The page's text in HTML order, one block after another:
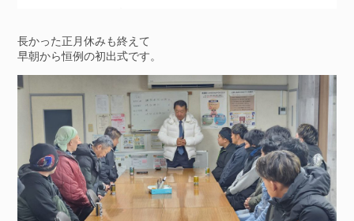
長かった正月休みも終えて
早朝から恒例の初出式です。